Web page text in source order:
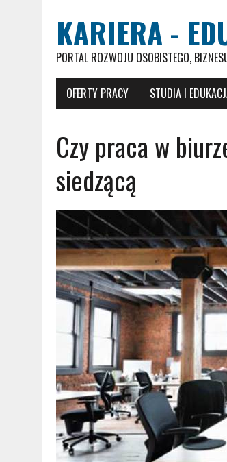
KARIERA -
PORTAL ROZWOJU OSOBISTEGO,
OFERTY PRACY STUDIA I
Czy praca w
siedzącą